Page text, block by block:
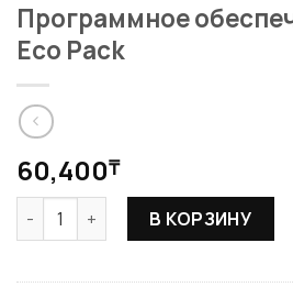
Программное
Eco Pack
60,400₸
Количество товараВ КОРЗИНУ